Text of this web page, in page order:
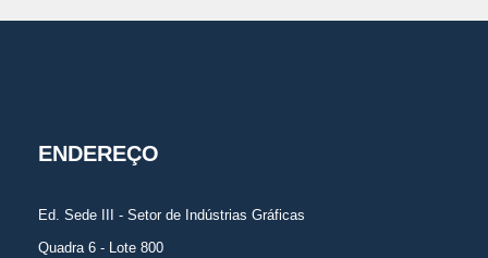
ENDEREÇO
Ed. Sede III - Setor de Indústrias Gráficas
Quadra 6 - Lote 800